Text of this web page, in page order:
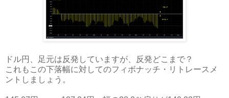
ドル円、足元は反発していますが、反発どこまで？
これもこの下落幅に対してのフィボナッチ・リトレースメ
ントしましょう。